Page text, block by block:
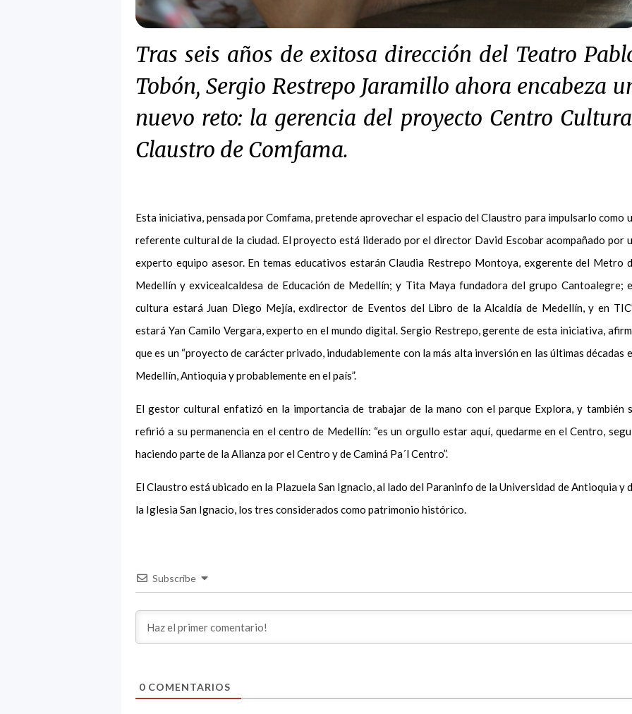
Tras seis años de exitosa dirección del Teatro
Tobón, Sergio Restrepo Jaramillo ahora encabeza
nuevo reto: la gerencia del proyecto Centro
Claustro de Comfama.
Esta iniciativa, pensada por Comfama, pretende aprovechar el espacio del Claustro para impulsarlo como
referente cultural de la ciudad. El proyecto está liderado por el director David Escobar acompañado por
experto equipo asesor. En temas educativos estarán Claudia Restrepo Montoya, exgerente del Metro
Medellín y exvicealcaldesa de Educación de Medellín; y Tita Maya fundadora del grupo Cantoalegre;
cultura estará Juan Diego Mejía, exdirector de Eventos del Libro de la Alcaldía de Medellín, y en
estará Yan Camilo Vergara, experto en el mundo digital. Sergio Restrepo, gerente de esta iniciativa,
que es un “proyecto de carácter privado, indudablemente con la más alta inversión en las últimas décadas
Medellín, Antioquia y probablemente en el país”.
El gestor cultural enfatizó en la importancia de trabajar de la mano con el parque Explora, y también
refirió a su permanencia en el centro de Medellín: “es un orgullo estar aquí, quedarme en el Centro,
haciendo parte de la Alianza por el Centro y de Caminá Pa´l Centro”.
El Claustro está ubicado en la Plazuela San Ignacio, al lado del Paraninfo de la Universidad de Antioquia y
la Iglesia San Ignacio, los tres considerados como patrimonio histórico.
Subscribe
0 COMENTARIOS